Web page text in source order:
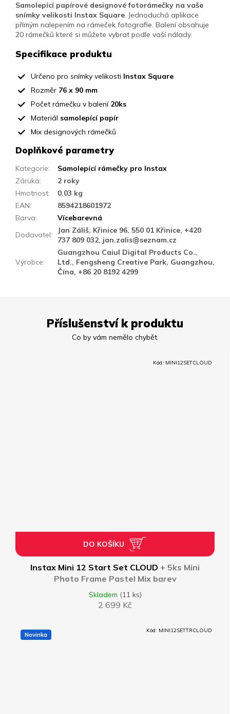
Příslušenství k produktu
Instax Mini 12 Start Set CLOUD + 5ks Mini
Photo Frame Pastel Mix barev
Skladem (11 ks)
2 699 Kč
DO KOŠÍKU
Kód: MINI12SETCLOUD
Novinka
Kód: MINI12SETTRCLOUD
Samolepící papírové designové fotorámečky na vaše
snímky velikosti Instax Square. Jednoduchá aplikace
přímým nalepením na rámeček fotografie. Balení obsahuje
20 rámečků které si můžete vybrat podle vaší nálady.
Specifikace produktu
Určeno pro snímky velikosti Instax Square
Rozměr 76 x 90 mm
Počet rámečku v balení 20ks
Materiál samolepící papír
Mix designových rámečků
Doplňkové parametry
Kategorie:
Samolepící rámečky pro Instax
Záruka:
2 roky
Hmotnost:
0.03 kg
EAN:
8594218601972
Barva:
Vícebarevná
Dodavatel:
Jan Záliš, Křinice 96, 550 01 Křinice, +420
737 809 032, jan.zalis@seznam.cz
Výrobce:
Guangzhou Caiul Digital Products Co.,
Ltd., Fengsheng Creative Park, Guangzhou,
Čína, +86 20 8192 4299